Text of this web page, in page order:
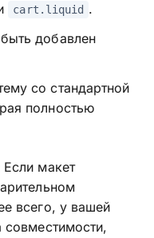
cart.liquid .
добавлен
со стандартной
полностью
Если макет
всего, у вашей